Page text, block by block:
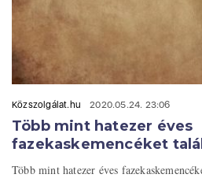
Közszolgálat.hu 2020.05.24. 23:06
Több mint hatezer éves
fazekaskemencéket
Több mint hatezer éves